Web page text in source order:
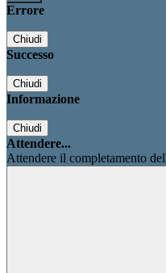
Errore
Chiudi
Successo
Chiudi
Informazione
Chiudi
Attendere...
Attendere il completamento